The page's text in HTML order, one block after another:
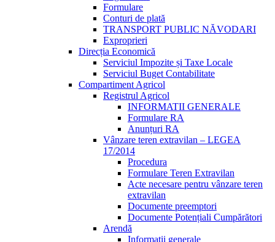
Formulare
Conturi de plată
TRANSPORT PUBLIC NĂVODARI
Exproprieri
Direcția Economică
Serviciul Impozite și Taxe Locale
Serviciul Buget Contabilitate
Compartiment Agricol
Registrul Agricol
INFORMATII GENERALE
Formulare RA
Anunțuri RA
Vânzare teren extravilan – LEGEA
17/2014
Procedura
Formulare Teren Extravilan
Acte necesare pentru vânzare teren
extravilan
Documente preemptori
Documente Potențiali Cumpărători
Arendă
Informații generale